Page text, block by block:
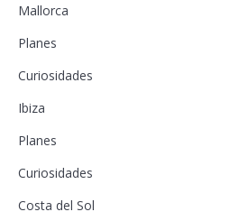
Mallorca
Planes
Curiosidades
Ibiza
Planes
Curiosidades
Costa del Sol